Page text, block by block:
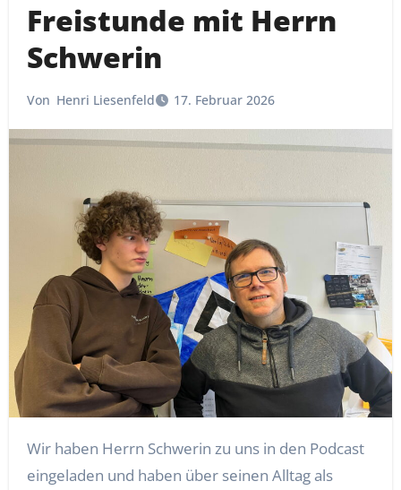
Freistunde mit Herrn
Schwerin
Von Henri Liesenfeld 17. Februar 2026
Wir haben Herrn Schwerin zu uns in den Podcast
eingeladen und haben über seinen Alltag als